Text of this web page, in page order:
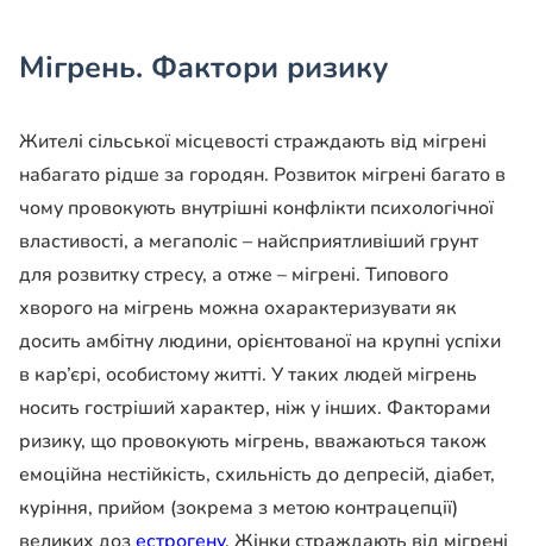
Мігрень. Фактори ризику
Жителі сільської місцевості страждають від мігрені
набагато рідше за городян. Розвиток мігрені багато в
чому провокують внутрішні конфлікти психологічної
властивості, а мегаполіс – найсприятливіший грунт
для розвитку стресу, а отже – мігрені. Типового
хворого на мігрень можна охарактеризувати як
досить амбітну людини, орієнтованої на крупні успіхи
в кар’єрі, особистому житті. У таких людей мігрень
носить гостріший характер, ніж у інших. Факторами
ризику, що провокують мігрень, вважаються також
емоційна нестійкість, схильність до депресій, діабет,
куріння, прийом (зокрема з метою контрацепції)